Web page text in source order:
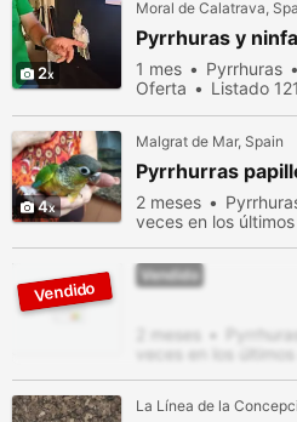
2
Moral de Calatrava,
Pyrrhuras y
1 mes Pyrrhuras
Oferta
Listado
4
Malgrat de Mar, Spain
Pyrrhurras
2 meses
veces en los
Vendido
2 meses
veces en los últimos
La Línea de la